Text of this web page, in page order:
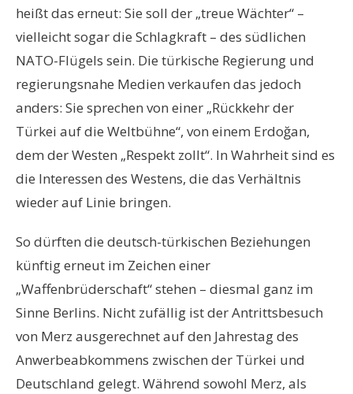
heißt das erneut: Sie soll der „treue Wächter“ –
vielleicht sogar die Schlagkraft – des südlichen
NATO-Flügels sein. Die türkische Regierung und
regierungsnahe Medien verkaufen das jedoch
anders: Sie sprechen von einer „Rückkehr der
Türkei auf die Weltbühne“, von einem Erdoğan,
dem der Westen „Respekt zollt“. In Wahrheit sind es
die Interessen des Westens, die das Verhältnis
wieder auf Linie bringen.
So dürften die deutsch-türkischen Beziehungen
künftig erneut im Zeichen einer
„Waffenbrüderschaft“ stehen – diesmal ganz im
Sinne Berlins. Nicht zufällig ist der Antrittsbesuch
von Merz ausgerechnet auf den Jahrestag des
Anwerbeabkommens zwischen der Türkei und
Deutschland gelegt. Während sowohl Merz, als